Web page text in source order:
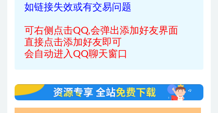
如链接失效或有交易问题
可右侧点击QQ,会弹出添加好友界面
直接点击添加好友即可
会自动进入QQ聊天窗口